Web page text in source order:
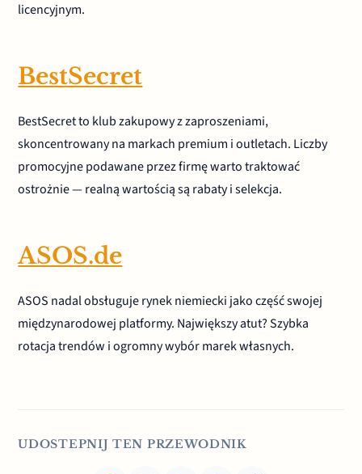
licencyjnym.
BestSecret
BestSecret to klub zakupowy z zaproszeniami,
skoncentrowany na markach premium i outletach. Liczby
promocyjne podawane przez firmę warto traktować
ostrożnie — realną wartością są rabaty i selekcja.
ASOS.de
ASOS nadal obsługuje rynek niemiecki jako część swojej
międzynarodowej platformy. Największy atut? Szybka
rotacja trendów i ogromny wybór marek własnych.
UDOSTEPNIJ TEN PRZEWODNIK